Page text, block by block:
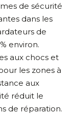
de sécurité
dans les
de
environ.
aux chocs et
les zones à
aux
réduit le
de réparation.